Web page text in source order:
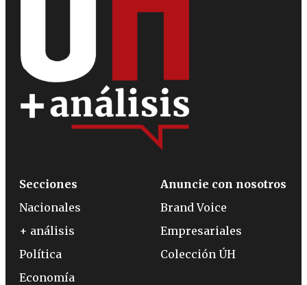
Secciones
Nacionales
+ análisis
Política
Economía
Anuncie con nosotros
Brand Voice
Empresariales
Colección ÚH